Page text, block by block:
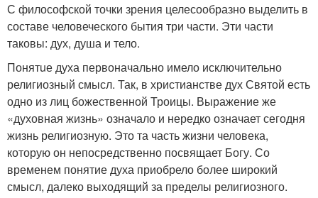
С философской точки зрения целесообразно выделить в
составе человеческого бытия три части. Эти части
таковы: дух, душа и тело.
Понятuе духа первоначально имело исключительно
религиозный смысл. Так, в христианстве дух Святой есть
одно из лиц божественной Троицы. Выражение же
«духовная жизнь» означало и нередко означает сегодня
жизнь религиозную. Это та часть жизни человека,
которую он непосредственно посвящает Богу. Со
временем понятие духа приобрело более широкий
смысл, далеко выходящий за пределы религиозного.